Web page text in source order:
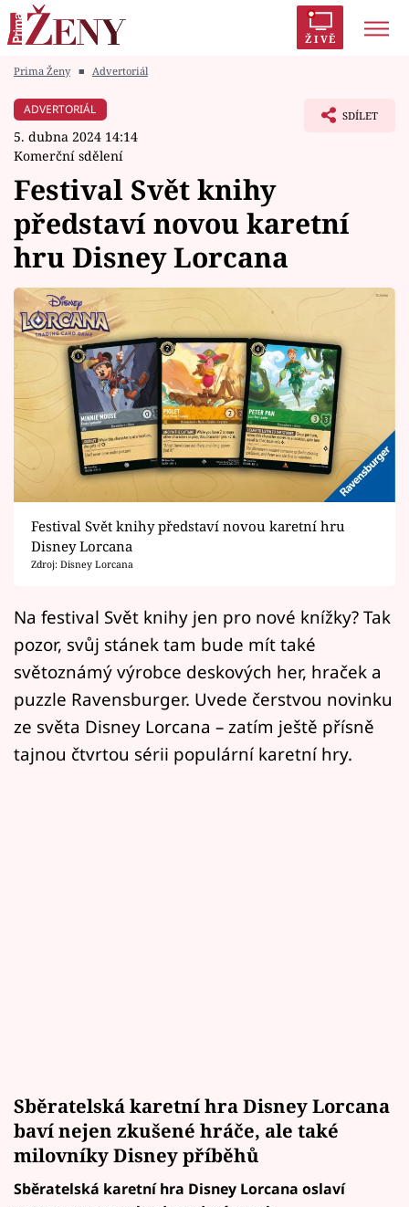
ŽIVĚ
Módní alarm
Témata
Celebrity
Vztahy
Seriály
Horoskopy
Sledujte prima+
Filmový festival Karlovy Vary
Pořady
Přihlášení
Sledujte nás
Prima Ženy ■ Advertoriál
ADVERTORIÁL
5. dubna 2024 14:14
Komerční sdělení
SDÍLET
Festival Svět knihy
představí novou karetní
hru Disney Lorcana
Festival Svět knihy představí novou karetní hru
Disney Lorcana
Zdroj: Disney Lorcana
Na festival Svět knihy jen pro nové knížky? Tak
pozor, svůj stánek tam bude mít také
světoznámý výrobce deskových her, hraček a
puzzle Ravensburger. Uvede čerstvou novinku
ze světa Disney Lorcana – zatím ještě přísně
tajnou čtvrtou sérii populární karetní hry.
Sběratelská karetní hra Disney Lorcana
baví nejen zkušené hráče, ale také
milovníky Disney příběhů
Sběratelská karetní hra Disney Lorcana oslaví